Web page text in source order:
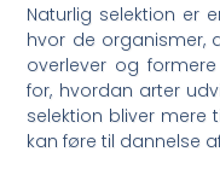
Naturlig selektion er
hvor de organismer,
overlever og
for, hvordan arter
selektion bliver mere
kan føre til dannelse